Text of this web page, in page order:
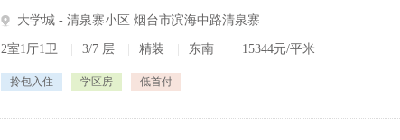
大学城 - 清泉寨小区 烟台市滨海中路清泉寨
2室1厅1卫 3/7 层 精装 东南 15344元/平米
拎包入住 学区房 低首付